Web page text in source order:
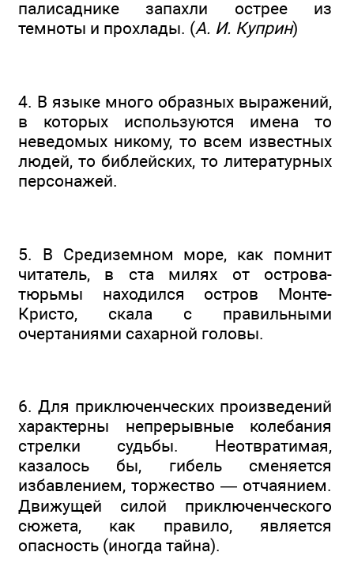
палисаднике запахли острее из
темноты и прохлады. (А. И. Куприн)
4. В языке много образных выражений,
в которых используются имена то
неведомых никому, то всем известных
людей, то библейских, то литературных
персонажей.
5. В Средиземном море, как помнит
читатель, в ста милях от острова-
тюрьмы находился остров Монте-
Кристо, скала с правильными
очертаниями сахарной головы.
6. Для приключенческих произведений
характерны непрерывные колебания
стрелки судьбы. Неотвратимая,
казалось бы, гибель сменяется
избавлением, торжество — отчаянием.
Движущей силой приключенческого
сюжета, как правило, является
опасность (иногда тайна).